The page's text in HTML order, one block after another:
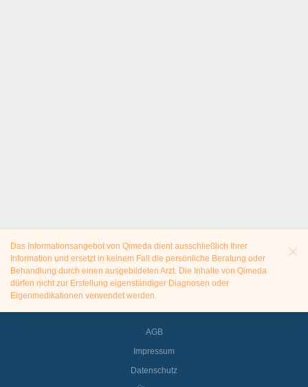
Das Informationsangebot von Qimeda dient ausschließlich Ihrer
Information und ersetzt in keinem Fall die persönliche Beratung oder
Behandlung durch einen ausgebildeten Arzt. Die Inhalte von Qimeda
dürfen nicht zur Erstellung eigenständiger Diagnosen oder
Eigenmedikationen verwendet werden.
AGB
Impressum
Datenschutz